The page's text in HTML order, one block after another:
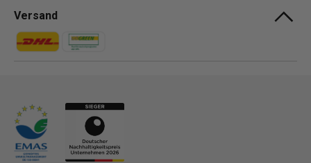
Versand
Zahlungsmethoden
Zahlungsmethoden